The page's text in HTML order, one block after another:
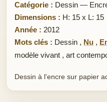
Catégorie : Dessin —
Dimensions : H: 15 x L: 15
Année : 2012
Mots clés : Dessin , Nu ,
modèle vivant , art
Dessin à l'encre sur papier